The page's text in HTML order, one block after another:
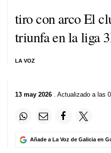
tiro con arco El
triunfa en la liga
LA VOZ
13 may 2026 . Actualizado a las
Añade a La Voz de Galicia en